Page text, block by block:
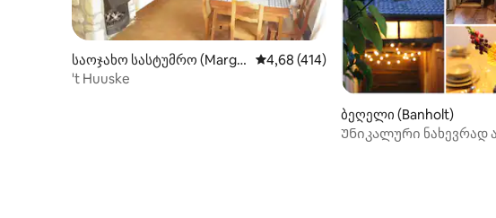
საოჯახო სასტუმრო (Margr
aten)
საშუალო შეფასებაა 5‑დან 4,68, 414
4,68 (414)
't Huuske
ბეღელი (Banholt)
Უნიკალური ნახევრად